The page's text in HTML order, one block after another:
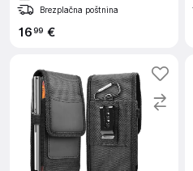
Brezplačna poštnina
1699 €